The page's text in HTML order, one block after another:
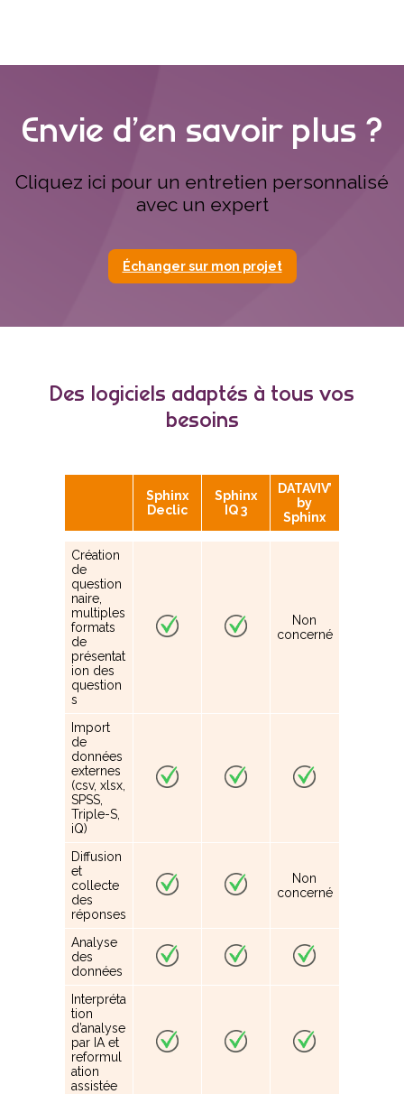
Envie d’en savoir plus ?
Cliquez ici pour un entretien personnalisé
avec un expert
Échanger sur mon projet
Des logiciels adaptés à tous vos
besoins
Sphinx
Declic
Sphinx
IQ 3
DATAVIV’
by
Sphinx
Création
de
question
naire,
multiples
formats
de
présentat
ion des
question
s
Non
concerné
Import
de
données
externes
(csv, xlsx,
SPSS,
Triple-S,
iQ)
Diffusion
et
collecte
des
réponses
Non
concerné
Analyse
des
données
Interpréta
tion
d’analyse
par IA et
reformul
ation
assistée